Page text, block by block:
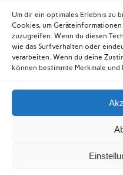
Um dir ein optimales Erlebnis zu
Cookies, um
zuzugreifen. Wenn du diesen
wie das Surfverhalten oder
verarbeiten. Wenn du deine
können bestimmte Merkmale